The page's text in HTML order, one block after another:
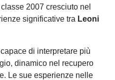
2007 cresciuto nel
significative tra Leoni
di interpretare più
dinamico nel recupero
Le sue esperienze nelle